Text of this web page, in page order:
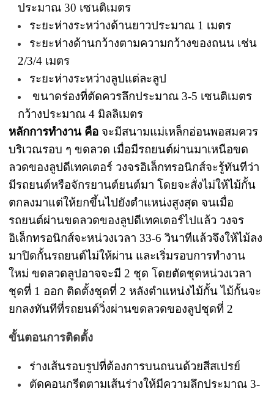
ประมาณ 30 เซนติเมตร
ระยะห่างระหว่างด้านยาวประมาณ 1 เมตร
ระยะห่างด้านกว้างตามความกว้างของถนน เช่น
2/3/4 เมตร
ระยะห่างระหว่างลูปแต่ละลูป
ขนาดร่องที่ตัดควรลึกประมาณ 3-5 เซนติเมตร
กว้างประมาณ 4 มิลลิเมตร
หลักการทำงาน คือ จะมีสนามแม่เหล็กอ่อนพอสมควร
บริเวณรอบ ๆ ขดลวด เมื่อมีรถยนต์ผ่านมาเหนือขด
ลวดของลูปดีเทคเตอร์ วงจรอิเล็กทรอนิกส์จะรู้ทันทีว่า
มีรถยนต์หรือจักรยานต์ยนต์มา โดยจะสั่งไม่ให้ไม้กั้น
ตกลงมาแต่ให้ยกขึ้นไปยังตำแหน่งสูงสุด จนเมื่อ
รถยนต์ผ่านขดลวดของลูปดีเทคเตอร์ไปแล้ว วงจร
อิเล็กทรอนิกส์จะหน่วงเวลา 33-6 วินาทีแล้วจึงให้ไม้ลง
มาปิดกั้นรถยนต์ไม่ให้ผ่าน และเริ่มรอบการทำงาน
ใหม่ ขดลวดลูปอาจจะมี 2 ชุด โดยตัดชุดหน่วงเวลา
ชุดที่ 1 ออก ติดตั้งชุดที่ 2 หลังตำแหน่งไม้กั้น ไม้กั้นจะ
ยกลงทันทีที่รถยนต์วิ่งผ่านขดลวดของลูปชุดที่ 2
ขั้นตอนการติดตั้ง
ร่างเส้นรอบรูปที่ต้องการบนถนนด้วยสีสเปรย์
ตัดคอนกรีตตามเส้นร่างให้มีความลึกประมาณ 3-